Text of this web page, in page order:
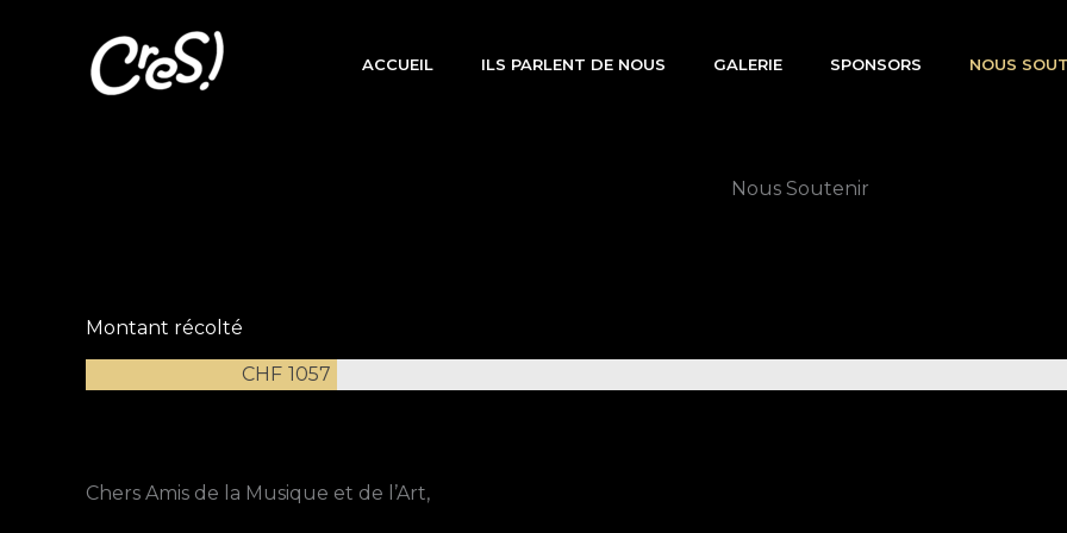
ACCUEIL ILS PARLENT DE NOUS GALERIE SPONSORS NOUS
Nous Soutenir
CHF 1057
Montant récolté
Chers Amis de la Musique et de l’Art,